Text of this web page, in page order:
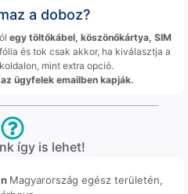
a doboz?
egy töltőkábel, köszönőkártya, SIM
és tok csak akkor, ha kiválasztja a
mint extra opció.
ügyfelek emailben kapják.
így is lehet!
Magyarország egész területén,